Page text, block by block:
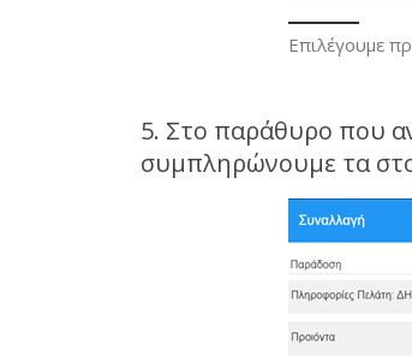
Επιλέγουμε
5. Στο παράθυρο που
συμπληρώνουμε τα